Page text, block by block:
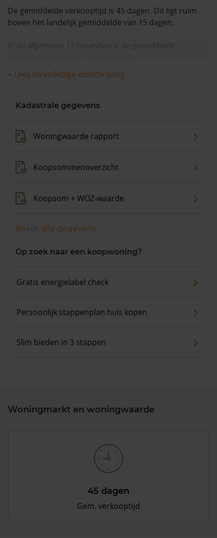
De gemiddelde verkooptijd is 45 dagen. Dit ligt ruim
boven het landelijk gemiddelde van 15 dagen.
In de afgelopen 12 maanden is de gemiddelde
+ Lees de volledige omschrijving
Kadastrale gegevens
Woningwaarde rapport
Koopsommenoverzicht
Koopsom + WOZ-waarde
Bekijk alle gegevens
Op zoek naar een koopwoning?
Gratis energielabel check
Persoonlijk stappenplan huis kopen
Slim bieden in 3 stappen
Woningmarkt en woningwaarde
45 dagen
Gem. verkooptijd